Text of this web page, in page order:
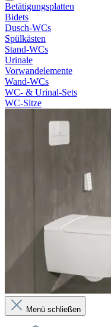
Betätigungsplatten
Bidets
Dusch-WCs
Spülkästen
Stand-WCs
Urinale
Vorwandelemente
Wand-WCs
WC- & Urinal-Sets
WC-Sitze
Menü schließen